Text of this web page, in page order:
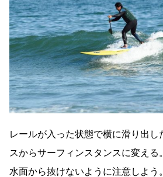
レールが入った状態で横に滑り出し
スからサーフィンスタンスに変え
水面から抜けないように注意しよう。